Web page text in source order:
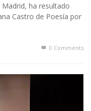
Madrid, ha resultado
Castro de Poesía por
0 Comments